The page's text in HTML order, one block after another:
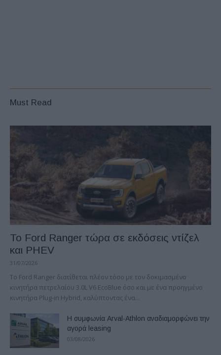
Must Read
Το Ford Ranger τώρα σε εκδόσεις ντίζελ
και PHEV
31/07/2026
Το Ford Ranger διατίθεται πλέον τόσο με τον δοκιμασμένο
κινητήρα πετρελαίου 3.0L V6 EcoBlue όσο και με ένα προηγμένο
κινητήρα Plug-in Hybrid, καλύπτοντας ένα...
Η συμφωνία Arval-Athlon αναδιαμορφώνει την
αγορά leasing
03/08/2026